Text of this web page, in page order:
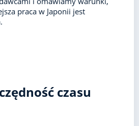
praca w Japonii jest
czasu